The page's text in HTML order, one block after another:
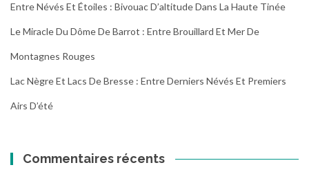
Entre Névés Et Étoiles : Bivouac D’altitude Dans La Haute Tinée
Le Miracle Du Dôme De Barrot : Entre Brouillard Et Mer De
Montagnes Rouges
Lac Nègre Et Lacs De Bresse : Entre Derniers Névés Et Premiers
Airs D’été
Commentaires récents